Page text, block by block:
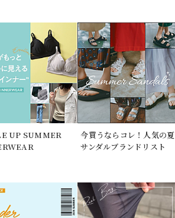
UP SUMMER
今買うならコレ！人気の夏
サンダルブランドリスト